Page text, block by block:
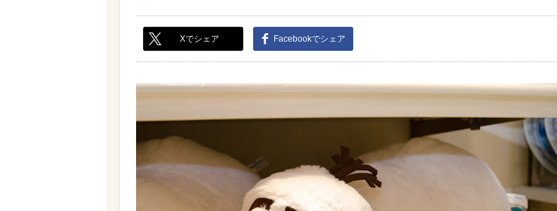
Xでシェア Facebookでシェア